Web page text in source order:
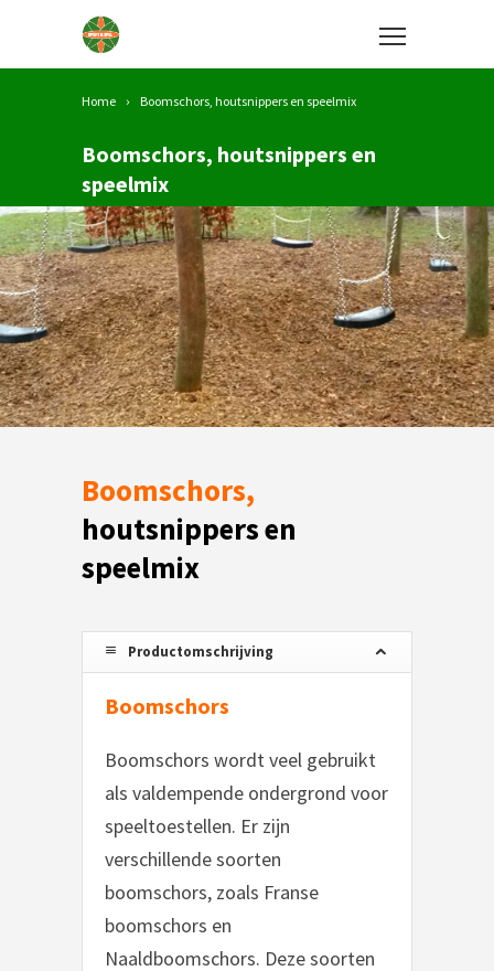
Home Boomschors, houtsnippers en speelmix
Boomschors, houtsnippers en
speelmix
Boomschors,
houtsnippers en
speelmix
Productomschrijving
Boomschors
Boomschors wordt veel gebruikt
als valdempende ondergrond voor
speeltoestellen. Er zijn
verschillende soorten
boomschors, zoals Franse
boomschors en
Naaldboomschors. Deze soorten